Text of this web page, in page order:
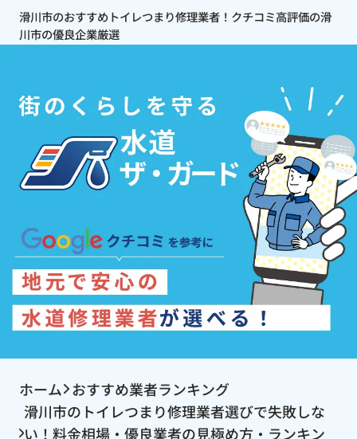
滑川市のおすすめトイレつまり修理業者！クチコミ高評価の滑
川市の優良企業厳選
ホーム おすすめ業者ランキング
滑川市のトイレつまり修理業者選びで失敗しな
い！料金相場・優良業者の見極め方・ランキン